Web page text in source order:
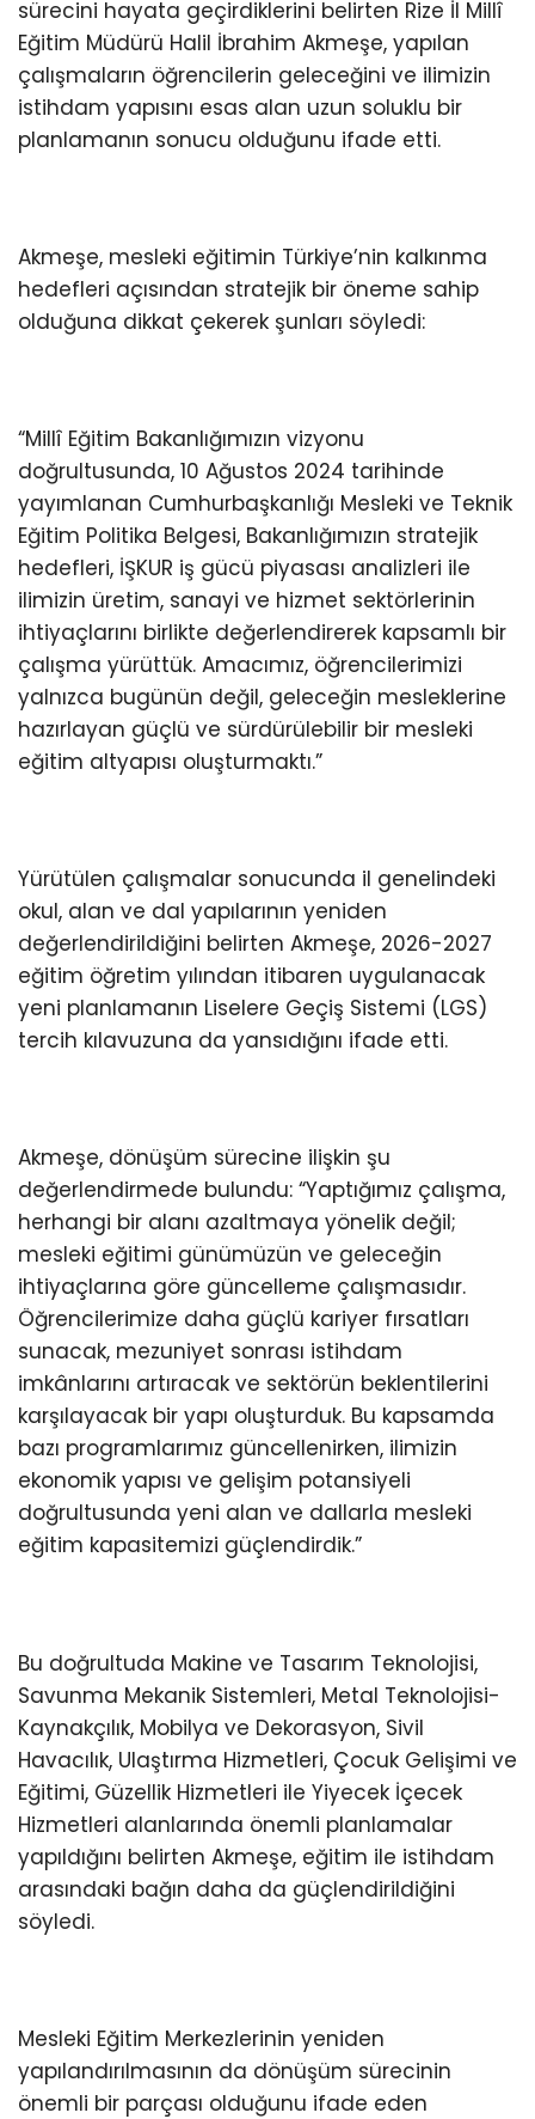
sürecini hayata geçirdiklerini belirten Rize İl Millî
Eğitim Müdürü Halil İbrahim Akmeşe, yapılan
çalışmaların öğrencilerin geleceğini ve ilimizin
istihdam yapısını esas alan uzun soluklu bir
planlamanın sonucu olduğunu ifade etti.
Akmeşe, mesleki eğitimin Türkiye’nin kalkınma
hedefleri açısından stratejik bir öneme sahip
olduğuna dikkat çekerek şunları söyledi:
“Millî Eğitim Bakanlığımızın vizyonu
doğrultusunda, 10 Ağustos 2024 tarihinde
yayımlanan Cumhurbaşkanlığı Mesleki ve Teknik
Eğitim Politika Belgesi, Bakanlığımızın stratejik
hedefleri, İŞKUR iş gücü piyasası analizleri ile
ilimizin üretim, sanayi ve hizmet sektörlerinin
ihtiyaçlarını birlikte değerlendirerek kapsamlı bir
çalışma yürüttük. Amacımız, öğrencilerimizi
yalnızca bugünün değil, geleceğin mesleklerine
hazırlayan güçlü ve sürdürülebilir bir mesleki
eğitim altyapısı oluşturmaktı.”
Yürütülen çalışmalar sonucunda il genelindeki
okul, alan ve dal yapılarının yeniden
değerlendirildiğini belirten Akmeşe, 2026-2027
eğitim öğretim yılından itibaren uygulanacak
yeni planlamanın Liselere Geçiş Sistemi (LGS)
tercih kılavuzuna da yansıdığını ifade etti.
Akmeşe, dönüşüm sürecine ilişkin şu
değerlendirmede bulundu: “Yaptığımız çalışma,
herhangi bir alanı azaltmaya yönelik değil;
mesleki eğitimi günümüzün ve geleceğin
ihtiyaçlarına göre güncelleme çalışmasıdır.
Öğrencilerimize daha güçlü kariyer fırsatları
sunacak, mezuniyet sonrası istihdam
imkânlarını artıracak ve sektörün beklentilerini
karşılayacak bir yapı oluşturduk. Bu kapsamda
bazı programlarımız güncellenirken, ilimizin
ekonomik yapısı ve gelişim potansiyeli
doğrultusunda yeni alan ve dallarla mesleki
eğitim kapasitemizi güçlendirdik.”
Bu doğrultuda Makine ve Tasarım Teknolojisi,
Savunma Mekanik Sistemleri, Metal Teknolojisi-
Kaynakçılık, Mobilya ve Dekorasyon, Sivil
Havacılık, Ulaştırma Hizmetleri, Çocuk Gelişimi ve
Eğitimi, Güzellik Hizmetleri ile Yiyecek İçecek
Hizmetleri alanlarında önemli planlamalar
yapıldığını belirten Akmeşe, eğitim ile istihdam
arasındaki bağın daha da güçlendirildiğini
söyledi.
Mesleki Eğitim Merkezlerinin yeniden
yapılandırılmasının da dönüşüm sürecinin
önemli bir parçası olduğunu ifade eden